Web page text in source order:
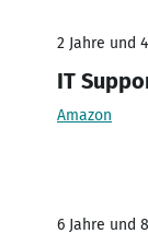
2 Jahre und
IT
Amazon
6 Jahre und